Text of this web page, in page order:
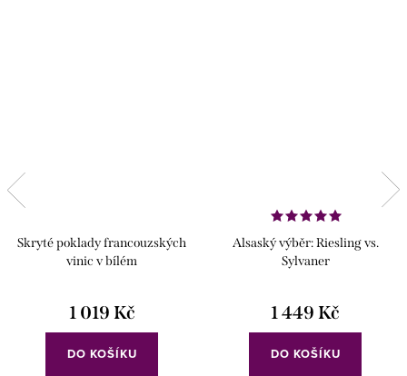
Skryté poklady francouzských
vinic v bílém
1 019 Kč
DO KOŠÍKU
Alsaský výběr: Riesling vs.
Sylvaner
1 449 Kč
DO KOŠÍKU